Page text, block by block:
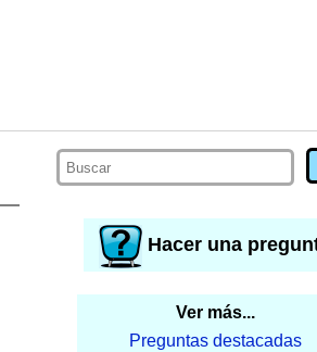
Hacer una
Ver más...
Preguntas destacadas